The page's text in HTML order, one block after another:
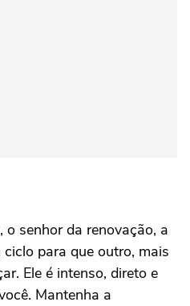
, o senhor da renovação, a
para que outro, mais
Ele é intenso, direto e
Mantenha a